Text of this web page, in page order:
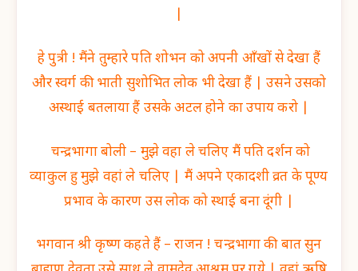
हे पुत्री ! मैंने तुम्हारे पति शोभन को अपनी आँखों से देखा हैं
और स्वर्ग की भाती सुशोभित लोक भी देखा हैं | उसने उसको
अस्थाई बतलाया हैं उसके अटल होने का उपाय करो |
चन्द्रभागा बोली – मुझे वहा ले चलिए मैं पति दर्शन को
व्याकुल हु मुझे वहां ले चलिए | मैं अपने एकादशी व्रत के पूण्य
प्रभाव के कारण उस लोक को स्थाई बना दूंगी |
भगवान श्री कृष्ण कहते हैं – राजन ! चन्द्रभागा की बात सुन